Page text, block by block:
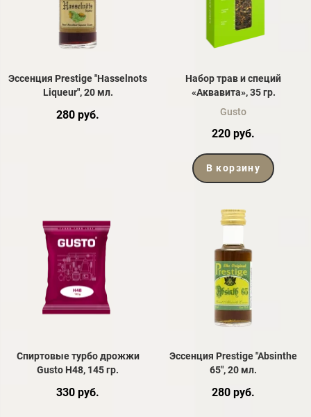
Эссенция Prestige "Hasselnots
Liqueur", 20 мл.
280 руб.
Набор трав и специй
«Аквавита», 35 гр.
Gusto
220 руб.
В корзину
Спиртовые турбо дрожжи
Gusto H48, 145 гр.
330 руб.
Эссенция Prestige "Absinthe
65", 20 мл.
280 руб.